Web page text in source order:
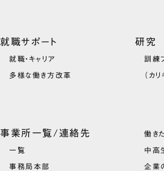
就職サポート
就職・キャリア
多様な働き方改革
研究
訓練
（カリ
事業所一覧/連絡先
一覧
事務局本部
働き
中高
企業